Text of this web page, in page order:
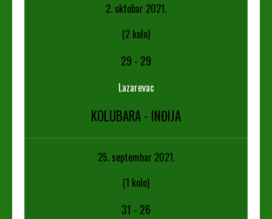
2. oktobar 2021.
(2 kolo)
29 - 29
Lazarevac
KOLUBARA - INĐIJA
25. septembar 2021.
(1 kolo)
31 - 26